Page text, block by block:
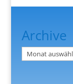
Archive
Archiv